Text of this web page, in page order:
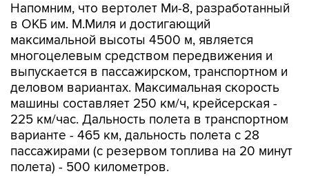
Напомним, что вертолет Ми-8, разработанный
в ОКБ им. М.Миля и достигающий
максимальной высоты 4500 м, является
многоцелевым средством передвижения и
выпускается в пассажирском, транспортном и
деловом вариантах. Максимальная скорость
машины составляет 250 км/ч, крейсерская -
225 км/час. Дальность полета в транспортном
варианте - 465 км, дальность полета с 28
пассажирами (с резервом топлива на 20 минут
полета) - 500 километров.